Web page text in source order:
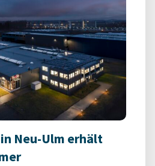
Neu-Ulm erhält